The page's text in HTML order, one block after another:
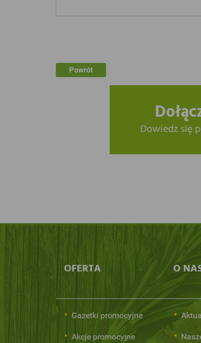
Powrót
Dowiedz się
OFERTA
Gazetki promocyjne
Akcje promocyjne
O